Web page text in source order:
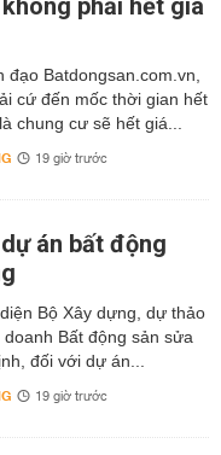
phải hết giá
đạo Batdongsan.com.vn,
cứ đến mốc thời gian hết
chung cư sẽ hết giá...
19 giờ trước
án bất động
Bộ Xây dựng, dự thảo
doanh Bất động sản sửa
đối với dự án...
19 giờ trước